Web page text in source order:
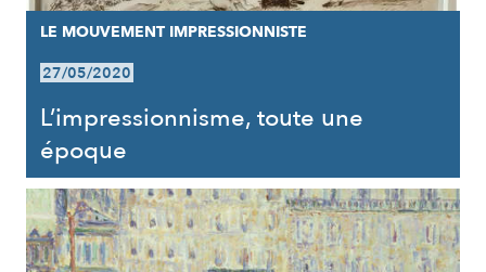
LE MOUVEMENT IMPRESSIONNISTE
27/05/2020
L’impressionnisme, toute une
époque